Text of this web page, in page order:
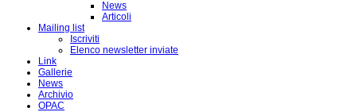
News
Articoli
Mailing list
Iscriviti
Elenco newsletter inviate
Link
Gallerie
News
Archivio
OPAC